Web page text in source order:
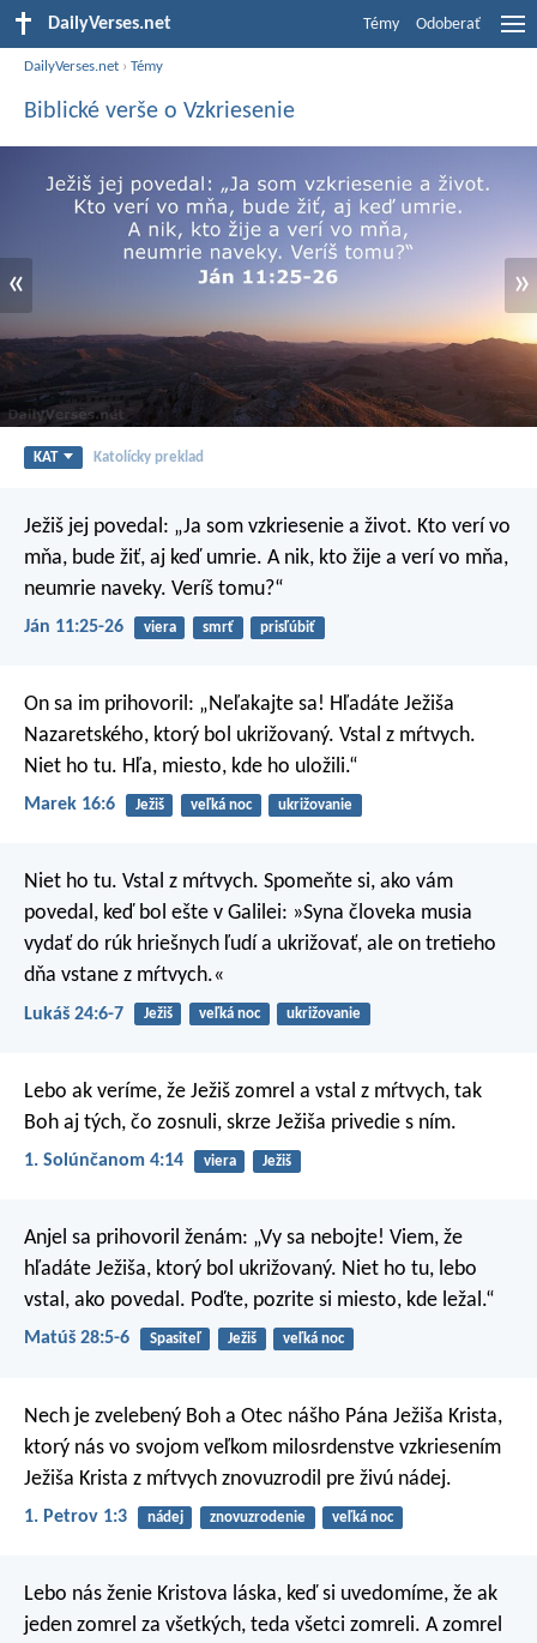
DailyVerses.net Témy Odoberať
DailyVerses.net ›Témy
Biblické verše o Vzkriesenie
« »
KAT Katolícky preklad
Ježiš jej povedal: „Ja som vzkriesenie a život. Kto verí vo
mňa, bude žiť, aj keď umrie. A nik, kto žije a verí vo mňa,
neumrie naveky. Veríš tomu?“
Ján 11:25-26 viera smrť prisľúbiť
On sa im prihovoril: „Neľakajte sa! Hľadáte Ježiša
Nazaretského, ktorý bol ukrižovaný. Vstal z mŕtvych.
Niet ho tu. Hľa, miesto, kde ho uložili.“
Marek 16:6 Ježiš veľká noc ukrižovanie
Niet ho tu. Vstal z mŕtvych. Spomeňte si, ako vám
povedal, keď bol ešte v Galilei: »Syna človeka musia
vydať do rúk hriešnych ľudí a ukrižovať, ale on tretieho
dňa vstane z mŕtvych.«
Lukáš 24:6-7 Ježiš veľká noc ukrižovanie
Lebo ak veríme, že Ježiš zomrel a vstal z mŕtvych, tak
Boh aj tých, čo zosnuli, skrze Ježiša privedie s ním.
1. Solúnčanom 4:14 viera Ježiš
Anjel sa prihovoril ženám: „Vy sa nebojte! Viem, že
hľadáte Ježiša, ktorý bol ukrižovaný. Niet ho tu, lebo
vstal, ako povedal. Poďte, pozrite si miesto, kde ležal.“
Matúš 28:5-6 Spasiteľ Ježiš veľká noc
Nech je zvelebený Boh a Otec nášho Pána Ježiša Krista,
ktorý nás vo svojom veľkom milosrdenstve vzkriesením
Ježiša Krista z mŕtvych znovuzrodil pre živú nádej.
1. Petrov 1:3 nádej znovuzrodenie veľká noc
Lebo nás ženie Kristova láska, keď si uvedomíme, že ak
jeden zomrel za všetkých, teda všetci zomreli. A zomrel